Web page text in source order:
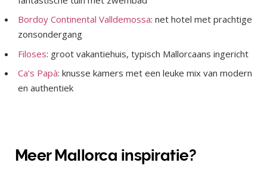
Bordoy Continental Valldemossa: net hotel met prachtige
zonsondergang
Filoses: groot vakantiehuis, typisch Mallorcaans ingericht
Ca’s Papà: knusse kamers met een leuke mix van modern
en authentiek
Meer Mallorca inspiratie?